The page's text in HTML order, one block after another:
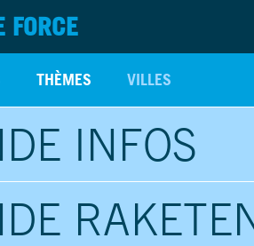
FORCE
THÈMES VILLES
INFOS